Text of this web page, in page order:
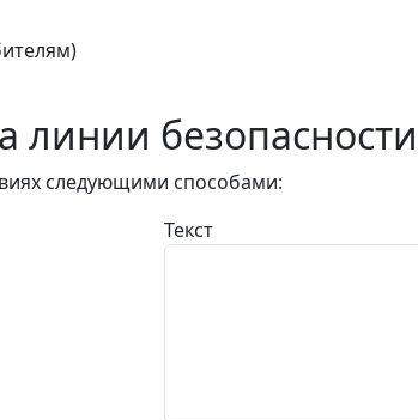
линии безопасности
следующими способами:
Текст